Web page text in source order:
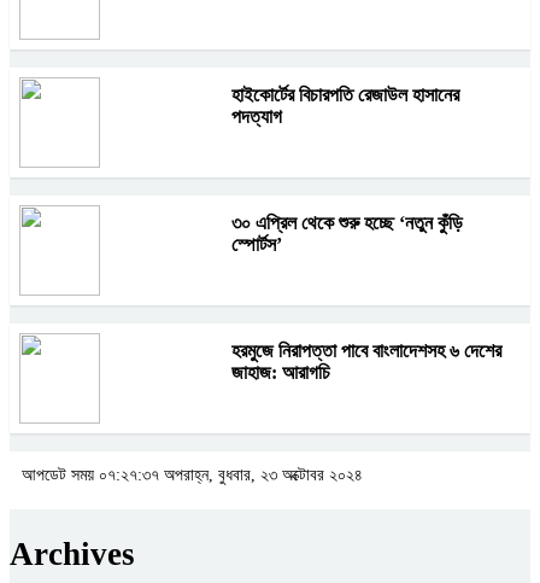
হাইকোর্টের বিচারপতি রেজাউল হাসানের
পদত্যাগ
৩০ এপ্রিল থেকে শুরু হচ্ছে ‘নতুন কুঁড়ি
স্পোর্টস’
হরমুজে নিরাপত্তা পাবে বাংলাদেশসহ ৬ দেশের
জাহাজ: আরাগচি
আপডেট সময় ০৭:২৭:৩৭ অপরাহ্ন, বুধবার, ২৩ অক্টোবর ২০২৪
Archives